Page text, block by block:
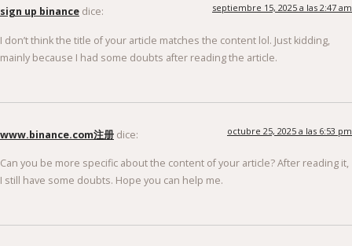
sign up binance dice: septiembre 15, 2025 a las 2:47 am
I don’t think the title of your article matches the content lol. Just kidding,
mainly because I had some doubts after reading the article.
www.binance.com注册 dice: octubre 25, 2025 a las 6:53 pm
Can you be more specific about the content of your article? After reading it,
I still have some doubts. Hope you can help me.